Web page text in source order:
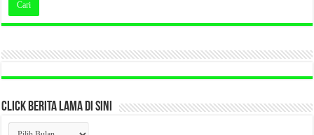
CLICK BERITA LAMA DI SINI
CLICK